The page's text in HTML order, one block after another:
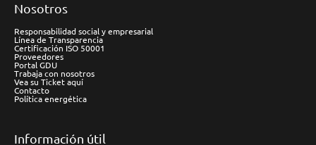
Nosotros
Responsabilidad social y empresarial
Línea de Transparencia
Certificación ISO 50001
Proveedores
Portal GDU
Trabaja con nosotros
Vea su Ticket aquí
Contacto
Política energética
Información útil